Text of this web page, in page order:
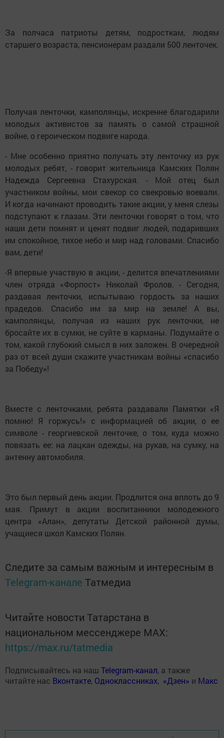
За полчаса патриоты детям, подросткам, людям
старшего возраста, пенсионерам раздали 500 ленточек.
Получая ленточки, камполянцы, искренне благодарили
молодых активистов за память о самой страшной
войне, о героическом подвиге народа.
- Мне особенно приятно получать эту ленточку из рук
молодых ребят, - говорит жительница Камских Полян
Надежда Сергеевна Стахурская. - Мой отец был
участником войны, мои свекор со свекровью воевали.
И когда начинают проводить такие акции, у меня слезы
подступают к глазам. Эти ленточки говорят о том, что
наши дети помнят и ценят подвиг людей, подаривших
им спокойное, тихое небо и мир над головами. Спасибо
вам, дети!
-Я впервые участвую в акции, - делится впечатлениями
член отряда «Форпост» Николай Фролов. - Сегодня,
раздавая ленточки, испытываю гордость за наших
прадедов. Спасибо им за мир на земле! А вы,
камполянцы, получая из наших рук ленточки, не
бросайте их в сумки, не суйте в карманы. Подумайте о
том, какой глубокий смысл в них заложен. В очередной
раз от всей души скажите участникам войны «спасибо
за Победу»!
Вместе с ленточками, ребята раздавали Памятки «Я
помню! Я горжусь!» с информацией об акции, о ее
символе - георгиевской ленточке, о том, куда можно
повязать ее: на лацкан одежды, на рукав, на сумку, на
антенну автомобиля.
Это был первый день акции. Продлится она вплоть до 9
мая. Примут в акции воспитанники молодежного
центра «Алан», депутаты Детской районной думы,
учащиеся школ Камских Полян.
Следите за самым важным и интересным в
Telegram-канале Татмедиа
Читайте новости Татарстана в
национальном мессенджере MАХ:
https://max.ru/tatmedia
Подписывайтесь на наш Telegram-канал, а также
читайте нас Вконтакте, Одноклассниках, «Дзен» и Макс